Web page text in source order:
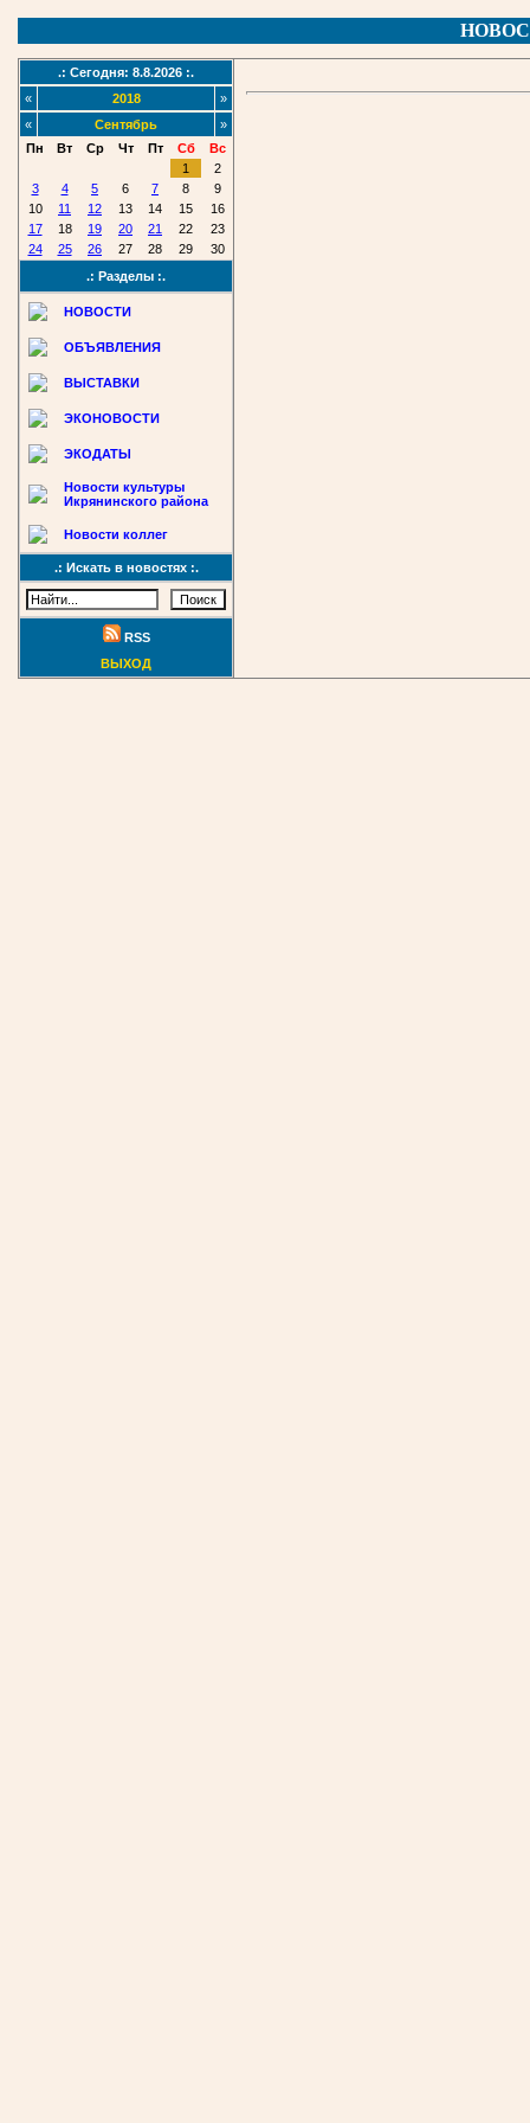
.: Сегодня: 8.8.2026 :.
«
2018
»
«
Сентябрь
»
Пн
Вт Ср Чт Пт Сб
Вс
1
2
3
4 5 6 7 8
9
10
11 12 13 14 15
16
17
18 19 20 21 22
23
24
25 26 27 28 29
30
.: Разделы :.
НОВОСТИ
ОБЪЯВЛЕНИЯ
ВЫСТАВКИ
ЭКОНОВОСТИ
ЭКОДАТЫ
Новости культуры
Икрянинского района
Новости коллег
.: Искать в новостях :.
RSS
ВЫХОД